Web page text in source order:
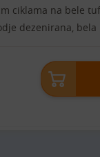
ciklama na bele
dezenirana,